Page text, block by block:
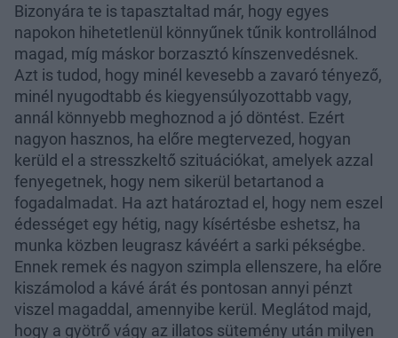
Bizonyára te is tapasztaltad már, hogy egyes
napokon hihetetlenül könnyűnek tűnik kontrollálnod
magad, míg máskor borzasztó kínszenvedésnek.
Azt is tudod, hogy minél kevesebb a zavaró tényező,
minél nyugodtabb és kiegyensúlyozottabb vagy,
annál könnyebb meghoznod a jó döntést. Ezért
nagyon hasznos, ha előre megtervezed, hogyan
kerüld el a stresszkeltő szituációkat, amelyek azzal
fenyegetnek, hogy nem sikerül betartanod a
fogadalmadat. Ha azt határoztad el, hogy nem eszel
édességet egy hétig, nagy kísértésbe eshetsz, ha
munka közben leugrasz kávéért a sarki pékségbe.
Ennek remek és nagyon szimpla ellenszere, ha előre
kiszámolod a kávé árát és pontosan annyi pénzt
viszel magaddal, amennyibe kerül. Meglátod majd,
hogy a gyötrő vágy az illatos sütemény után milyen